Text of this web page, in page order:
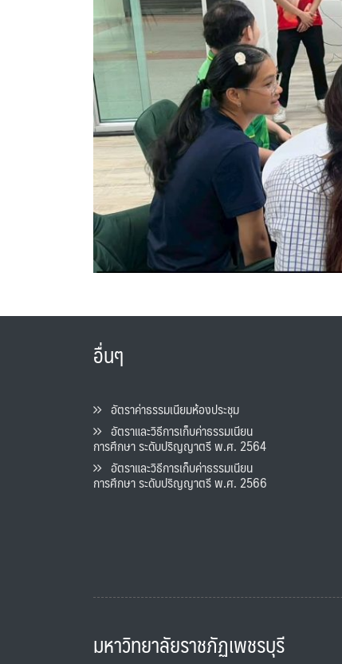
อื่นๆ
อัตราค่าธรรมเนียมห้องประชุม
อัตราและวิธีการเก็บค่าธรรมเนียน
การศึกษา ระดับปริญญาตรี พ.ศ. 2564
อัตราและวิธีการเก็บค่าธรรมเนียน
การศึกษา ระดับปริญญาตรี พ.ศ. 2566
มหาวิทยาลัยราชภัฏเพชรบุรี